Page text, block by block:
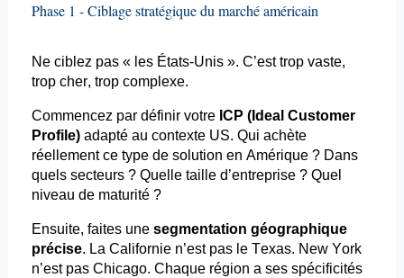
Phase 1 - Ciblage stratégique du marché américain
Ne ciblez pas « les États-Unis ». C’est trop vaste,
trop cher, trop complexe.
Commencez par définir votre ICP (Ideal Customer
Profile)adapté au contexte US. Qui achète
réellement ce type de solution en Amérique ? Dans
quels secteurs ? Quelle taille d’entreprise ? Quel
niveau de maturité ?
Ensuite, faites une segmentation géographique
précise. La Californie n’est pas le Texas. New York
n’est pas Chicago. Chaque région a ses spécificités